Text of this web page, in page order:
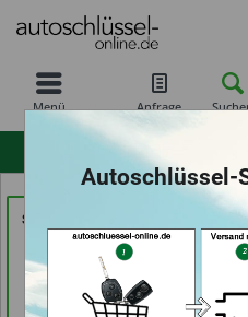
Menü Anfrage
Schuh-Schlüsseldienst
BEKASCHO; Im-
Kaufland (in Worms)
Händlerprofil
Autoschlüssel-